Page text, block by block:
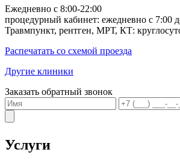
Ежедневно с 8:00-22:00
процедурный кабинет: ежедневно с 7:00
Травмпункт, рентген, МРТ, КТ:
Распечатать со схемой проезда
Другие клиники
Заказать обратный звонок
Услуги